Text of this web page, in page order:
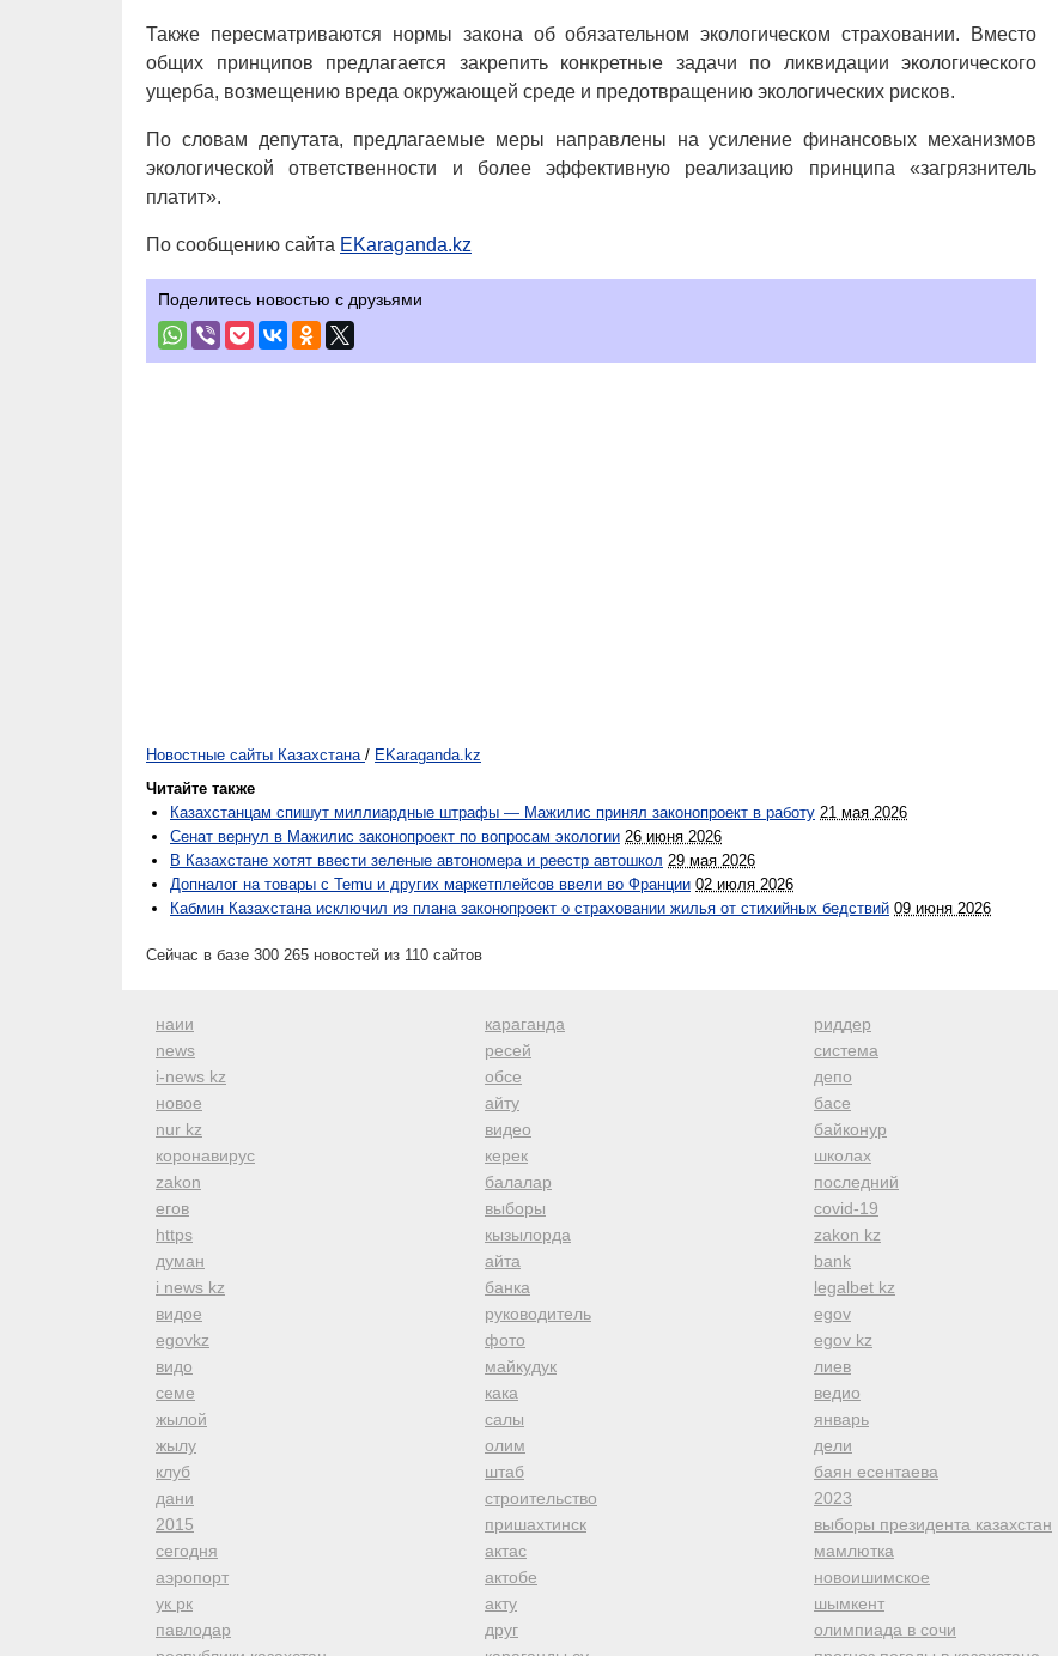
Также пересматриваются нормы закона об обязательном экологическом страховании. Вместо
общих принципов предлагается закрепить конкретные задачи по ликвидации экологического
ущерба, возмещению вреда окружающей среде и предотвращению экологических рисков.
По словам депутата, предлагаемые меры направлены на усиление финансовых механизмов
экологической ответственности и более эффективную реализацию принципа «загрязнитель
платит».
По сообщению сайта EKaraganda.kz
Поделитесь новостью с друзьями
Новостные сайты Казахстана / EKaraganda.kz
Читайте также
Казахстанцам спишут миллиардные штрафы — Мажилис принял законопроект в работу 21 мая 2026
Сенат вернул в Мажилис законопроект по вопросам экологии 26 июня 2026
В Казахстане хотят ввести зеленые автономера и реестр автошкол 29 мая 2026
Допналог на товары с Temu и других маркетплейсов ввели во Франции 02 июля 2026
Кабмин Казахстана исключил из плана законопроект о страховании жилья от стихийных бедствий 09 июня 2026
Сейчас в базе 300 265 новостей из 110 сайтов
наии
news
i-news kz
новое
nur kz
коронавирус
zakon
егов
https
думан
i news kz
видое
egovkz
видо
семе
жылой
жылу
клуб
дани
2015
сегодня
аэропорт
ук рк
павлодар
караганда
ресей
обсе
айту
видео
керек
балалар
выборы
кызылорда
айта
банка
руководитель
фото
майкудук
кака
салы
олим
штаб
строительство
пришахтинск
актас
актобе
акту
друг
риддер
система
депо
басе
байконур
школах
последний
covid-19
zakon kz
bank
legalbet kz
egov
egov kz
лиев
ведио
январь
дели
баян есентаева
2023
выборы президента казахстан
мамлютка
новоишимское
шымкент
олимпиада в сочи